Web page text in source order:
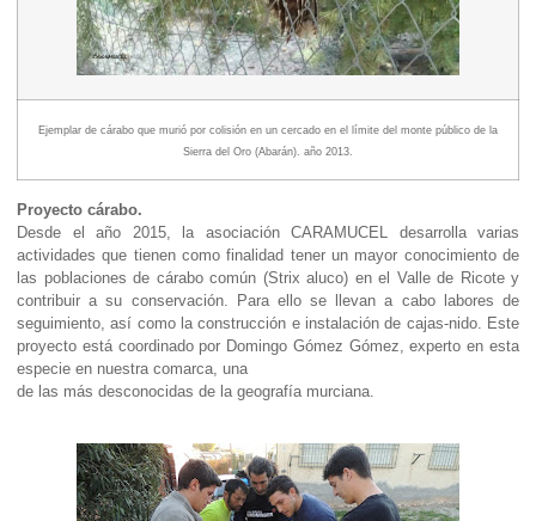
Ejemplar de cárabo que murió por colisión en un cercado en el límite del monte público de la
Sierra del Oro (Abarán). año 2013.
Proyecto cárabo.
Desde el año 2015, la asociación CARAMUCEL desarrolla varias
actividades que tienen como finalidad tener un mayor conocimiento de
las poblaciones de cárabo común (Strix aluco) en el Valle de Ricote y
contribuir a su conservación. Para ello se llevan a cabo labores de
seguimiento, así como la construcción e instalación de cajas-nido. Este
proyecto está coordinado por Domingo Gómez Gómez, experto en esta
especie en nuestra comarca , una
de las más desconocidas de la geografía murciana.